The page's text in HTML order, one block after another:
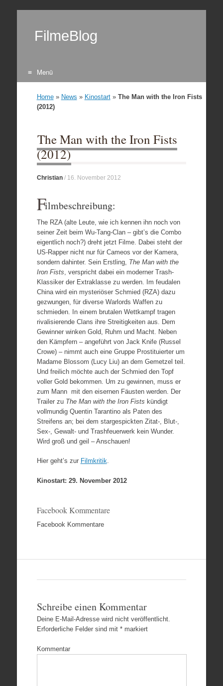
FilmeBlog
Menü
Home» News » Kinostart» The Man with the Iron Fists
(2012)
The Man with the Iron Fists
(2012)
Christian/ 16. November 2012
Filmbeschreibung:
The RZA (alte Leute, wie ich kennen ihn noch von
seiner Zeit beim Wu-Tang-Clan – gibt’s die Combo
eigentlich noch?) dreht jetzt Filme. Dabei steht der
US-Rapper nicht nur für Cameos vor der Kamera,
sondern dahinter. Sein Erstling, The Man with the
Iron Fists , verspricht dabei ein moderner Trash-
Klassiker der Extraklasse zu werden. Im feudalen
China wird ein mysteriöser Schmied (RZA) dazu
gezwungen, für diverse Warlords Waffen zu
schmieden. In einem brutalen Wettkampf tragen
rivalisierende Clans ihre Streitigkeiten aus. Dem
Gewinner winken Gold, Ruhm und Macht. Neben
den Kämpfern – angeführt von Jack Knife (Russel
Crowe) – nimmt auch eine Gruppe Prostituierter um
Madame Blossom (Lucy Liu) an dem Gemetzel teil.
Und freilich möchte auch der Schmied den Topf
voller Gold bekommen. Um zu gewinnen, muss er
zum Mann mit den eisernen Fäusten werden. Der
Trailer zuThe Man with the Iron Fists kündigt
vollmundig Quentin Tarantino als Paten des
Streifens an; bei dem stargespickten Zitat-, Blut-,
Sex-, Gewalt- und Trashfeuerwerk kein Wunder.
Wird groß und geil – Anschauen!
Hier geht’s zur Filmkritik.
Kinostart: 29. November 2012
Facebook Kommentare
Facebook Kommentare
Schreibe einen Kommentar
Deine E-Mail-Adresse wird nicht veröffentlicht.
Erforderliche Felder sind mit *markiert
Kommentar